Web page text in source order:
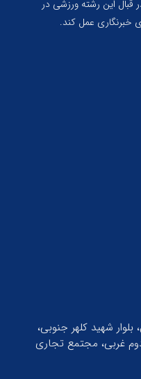
این رشته ورزشی در
خبرنگاری عمل کند.
شهید کلهر جنوبی،
غربی، مجتمع تجاری